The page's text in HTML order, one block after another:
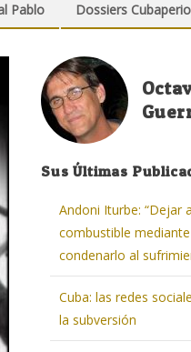
Pablo Dossiers
Sus Últimas
Andoni Iturbe: “Dejar
combustible
condenarlo al
Cuba: las redes
la subversión